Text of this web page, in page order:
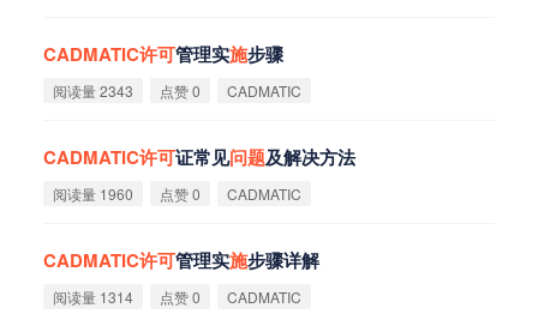
CADMATIC许可管理实施步骤
阅读量 2343 点赞 0 CADMATIC
CADMATIC许可证常见问题及解决方法
阅读量 1960 点赞 0 CADMATIC
CADMATIC许可管理实施步骤详解
阅读量 1314 点赞 0 CADMATIC